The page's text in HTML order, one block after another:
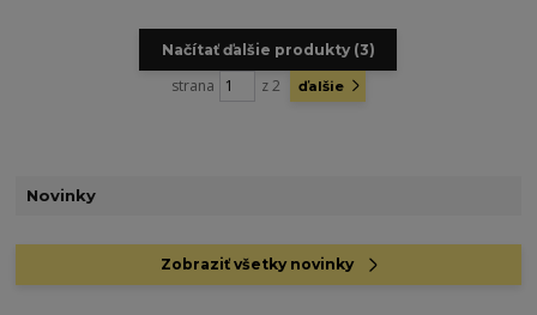
Načítať ďalšie produkty (3)
strana z 2 ďalšie
Novinky
Zobraziť všetky novinky